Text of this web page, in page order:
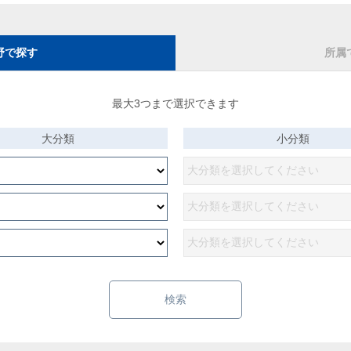
で探す 所属
最大3つまで選択できます
大分類 小分類
検索